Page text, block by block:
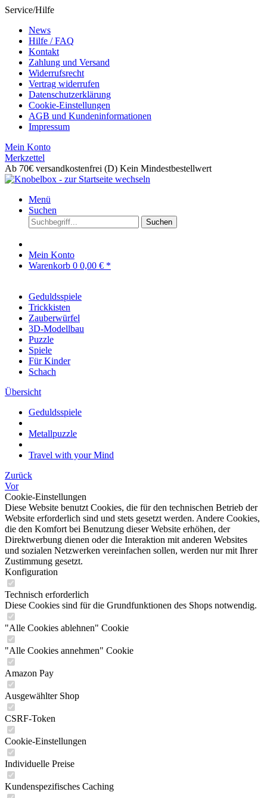
Service/Hilfe
News
Hilfe / FAQ
Kontakt
Zahlung und Versand
Widerrufsrecht
Vertrag widerrufen
Datenschutzerklärung
Cookie-Einstellungen
AGB und Kundeninformationen
Impressum
Mein Konto
Merkzettel
Ab 70€ versandkostenfrei (D) Kein Mindestbestellwert
Menü
Suchen
Suchen
Mein Konto
Warenkorb 0 0,00 € *
Geduldsspiele
Trickkisten
Zauberwürfel
3D-Modellbau
Puzzle
Spiele
Für Kinder
Schach
Übersicht
Geduldsspiele
Metallpuzzle
Travel with your Mind
Zurück
Vor
Cookie-Einstellungen
Diese Website benutzt Cookies, die für den technischen Betrieb der
Website erforderlich sind und stets gesetzt werden. Andere Cookies,
die den Komfort bei Benutzung dieser Website erhöhen, der
Direktwerbung dienen oder die Interaktion mit anderen Websites
und sozialen Netzwerken vereinfachen sollen, werden nur mit Ihrer
Zustimmung gesetzt.
Konfiguration
Technisch erforderlich
Diese Cookies sind für die Grundfunktionen des Shops notwendig.
"Alle Cookies ablehnen" Cookie
"Alle Cookies annehmen" Cookie
Amazon Pay
Ausgewählter Shop
CSRF-Token
Cookie-Einstellungen
Individuelle Preise
Kundenspezifisches Caching